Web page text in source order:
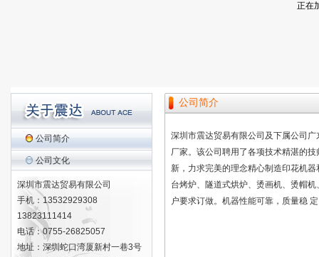
正在
公司简介
公司文化
深圳市震达贸易有限公司
手机：13532929308
13823111414
电话：0755-26825057
地址：深圳蛇口湾厦新村一巷3号
公司简介
深圳市震达贸易有限公司及下属公司
厂家。该公司聘用了各项技术精湛的
新，力求完美的理念精心制造印花机
台烤炉、隧道式烘炉、烫画机、烫帽
户要求订做。机器性能可靠，质量稳